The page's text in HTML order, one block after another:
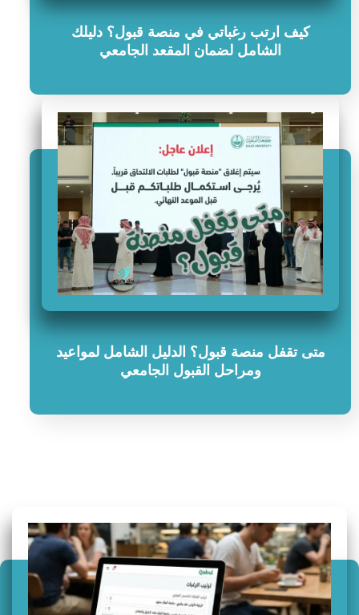
كيف ارتب رغباتي في منصة قبول؟ دليلك
الشامل لضمان المقعد الجامعي
متى تقفل منصة قبول؟ الدليل الشامل لمواعيد
ومراحل القبول الجامعي
سؤال وجواب